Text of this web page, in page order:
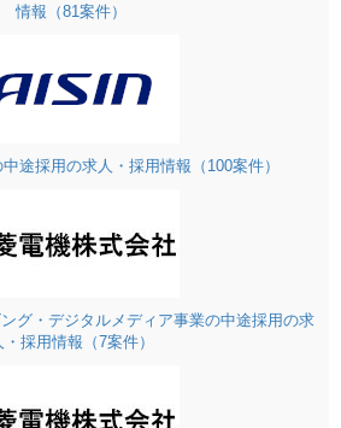
情報（81案件）
途採用の求人・採用情報（100案件）
グ・デジタルメディア事業の中途採用の求
・採用情報（7案件）